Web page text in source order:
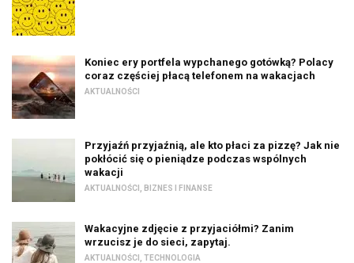
Koniec ery portfela wypchanego gotówką? Polacy
coraz częściej płacą telefonem na wakacjach
AKTUALNOŚCI
Przyjaźń przyjaźnią, ale kto płaci za pizzę? Jak nie
pokłócić się o pieniądze podczas wspólnych
wakacji
AKTUALNOŚCI BIZNES I FINANSE
Wakacyjne zdjęcie z przyjaciółmi? Zanim
wrzucisz je do sieci, zapytaj.
AKTUALNOŚCI TECHNOLOGIA